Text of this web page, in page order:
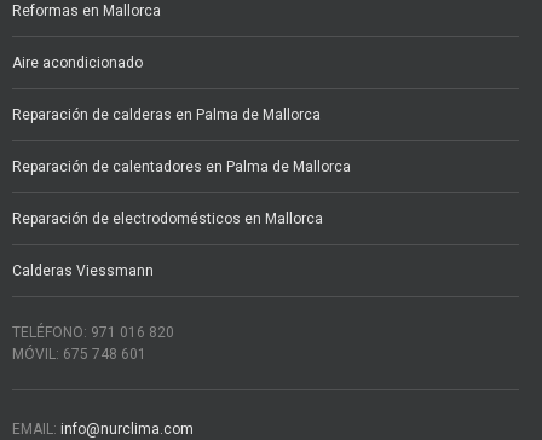
Reformas en Mallorca
Aire acondicionado
Reparación de calderas en Palma de Mallorca
Reparación de calentadores en Palma de Mallorca
Reparación de electrodomésticos en Mallorca
Calderas Viessmann
TELÉFONO: 971 016 820
MÓVIL: 675 748 601
EMAIL: info@nurclima.com